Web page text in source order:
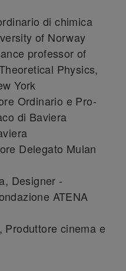
di chimica
of Norway
professor of
Physics,
York
Ordinario e Pro-
di Baviera
Delegato Mulan
Designer -
ATENA
Produttore cinema e